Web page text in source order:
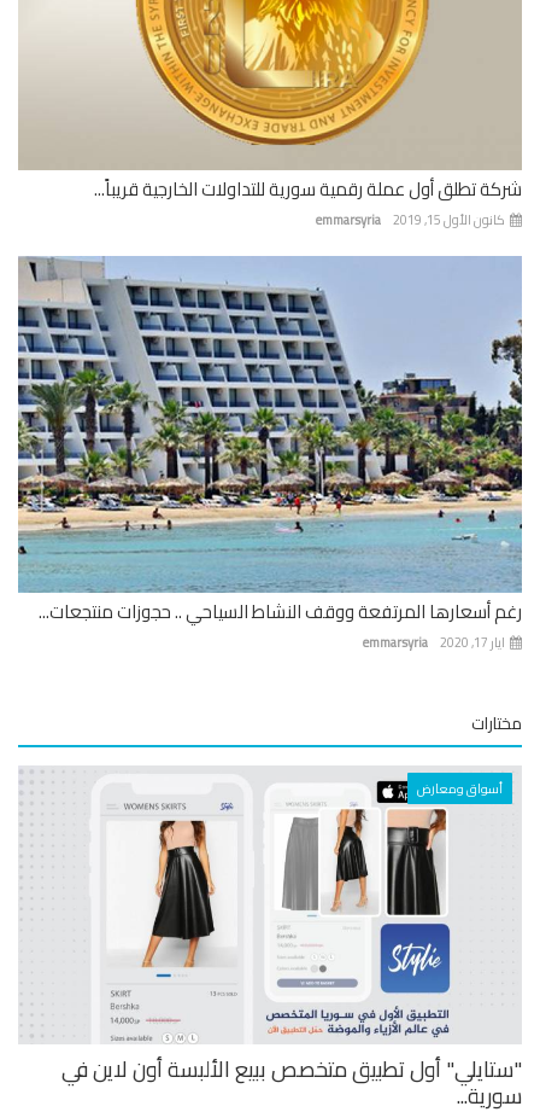
شركة تطلق أول عملة رقمية سورية للتداولات الخارجية قريباً...
emmarsyria كانون الأول 15, 2019
رغم أسعارها المرتفعة ووقف النشاط السياحي .. حجوزات منتجعات...
emmarsyria ايار 17, 2020
مختارات
أسواق ومعارض
"ستايلي" أول تطبيق متخصص ببيع الألبسة أون لاين في
سورية...